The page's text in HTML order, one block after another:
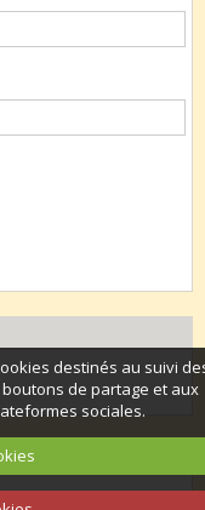
destinés au suivi
de partage et aux
sociales.